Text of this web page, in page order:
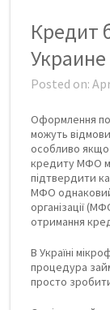
Кредит
Украине
Posted on:
Оформлення
можуть
особливо якщо
кредиту МФО
підтвердити
МФО
організації
отримання
В Україні
процедура
просто